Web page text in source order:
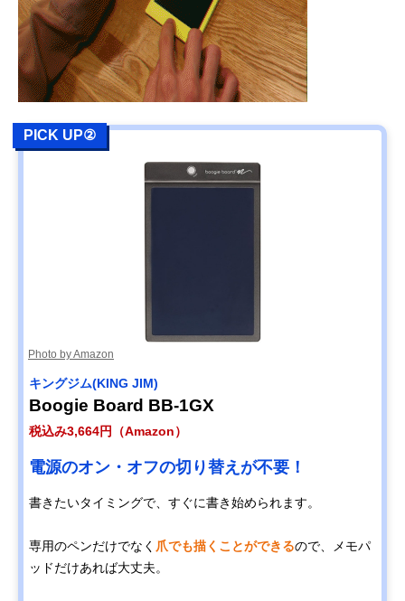
PICK UP②
Photo by Amazon
キングジム(KING JIM)
Boogie Board BB-1GX
税込み3,664円（Amazon）
電源のオン・オフの切り替えが不要！
書きたいタイミングで、すぐに書き始められます。
専用のペンだけでなく 爪でも描くことができるので、メモパ
ッドだけあれば大丈夫。